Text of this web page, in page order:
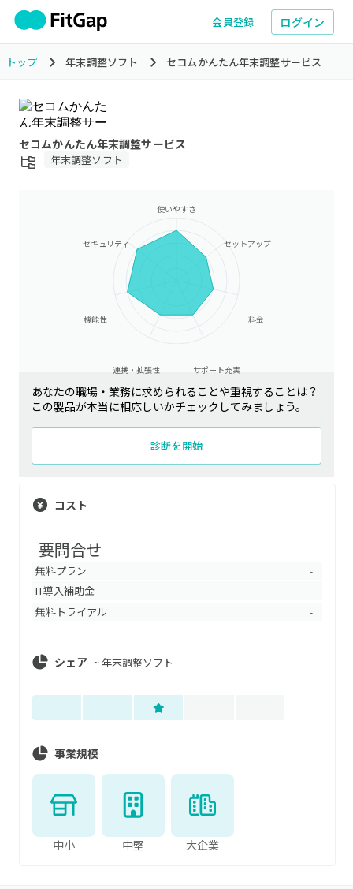
会員登録 ログイン
トップ 年末調整ソフト セコムかんたん年末調整サービス
セコムかんたん年末調整サービス
年末調整ソフト
使いやすさ
セットアップ
料金
サポート充実
連携・拡張性
機能性
セキュリティ
あなたの職場・業務に求められることや重視することは？
この製品が本当に相応しいかチェックしてみましょう。
診断を開始
コスト
要問合せ
無料プラン -
IT導入補助金 -
無料トライアル -
シェア ~年末調整ソフト
事業規模
中小 中堅 大企業